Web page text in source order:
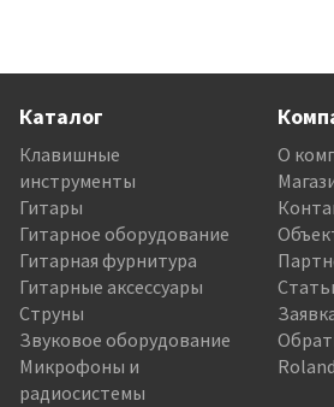
Каталог
Клавишные
инструменты
Гитары
Гитарное оборудование
Гитарная фурнитура
Гитарные аксессуары
Струны
Звуковое оборудование
Микрофоны и
радиосистемы
О